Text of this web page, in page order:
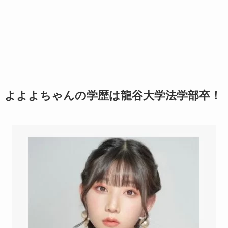
よよよちゃんの学歴は龍谷大学法学部卒！